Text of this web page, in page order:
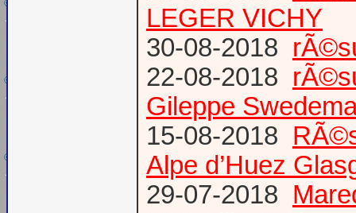
LEGER VICHY
30-08-2018
22-08-2018
Gileppe
15-08-2018
Alpe d’Huez
29-07-2018